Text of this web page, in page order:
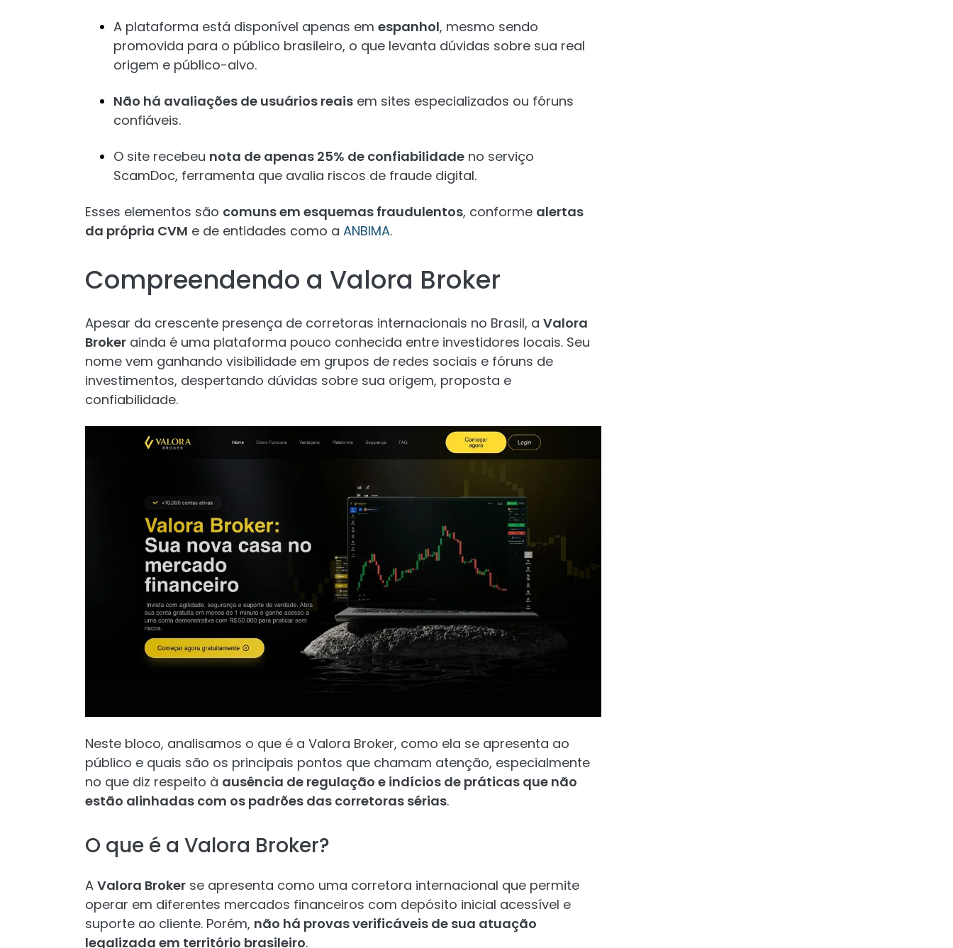
A plataforma está disponível apenas em espanhol, mesmo sendo
promovida para o público brasileiro, o que levanta dúvidas sobre sua real
origem e público-alvo.
Não há avaliações de usuários reais em sites especializados ou fóruns
confiáveis.
O site recebeu nota de apenas 25% de confiabilidade no serviço
ScamDoc, ferramenta que avalia riscos de fraude digital.
Esses elementos são comuns em esquemas fraudulentos, conforme alertas
da própria CVM e de entidades como a ANBIMA.
Compreendendo a Valora Broker
Apesar da crescente presença de corretoras internacionais no Brasil, a Valora
Broker ainda é uma plataforma pouco conhecida entre investidores locais. Seu
nome vem ganhando visibilidade em grupos de redes sociais e fóruns de
investimentos, despertando dúvidas sobre sua origem, proposta e
confiabilidade.
Neste bloco, analisamos o que é a Valora Broker, como ela se apresenta ao
público e quais são os principais pontos que chamam atenção, especialmente
no que diz respeito à ausência de regulação e indícios de práticas que não
estão alinhadas com os padrões das corretoras sérias.
O que é a Valora Broker?
A Valora Broker se apresenta como uma corretora internacional que permite
operar em diferentes mercados financeiros com depósito inicial acessível e
suporte ao cliente. Porém, não há provas verificáveis de sua atuação
legalizada em território brasileiro.